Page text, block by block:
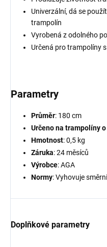
Univerzální, dá se
trampolín
Vyrobená z odolného
Určená pro trampolíny
Parametry
Průměr: 180 cm
Určeno na trampolíny
Hmotnost: 0,5 kg
Záruka: 24 měsíců
Výrobce: AGA
Normy: Vyhovuje
Doplňkové parametry